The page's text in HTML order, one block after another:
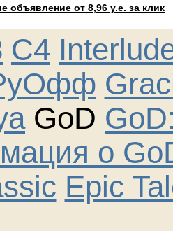
объявление от 8,96 у.е. за клик
C4
GoD
о
Epic